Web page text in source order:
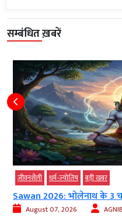
सम्बंधित ख़बरें
जीवनशैली धर्म-ज्‍योतिष बड़ी खबर
Sawan 2026: भोलेनाथ के 3
August 07, 2026